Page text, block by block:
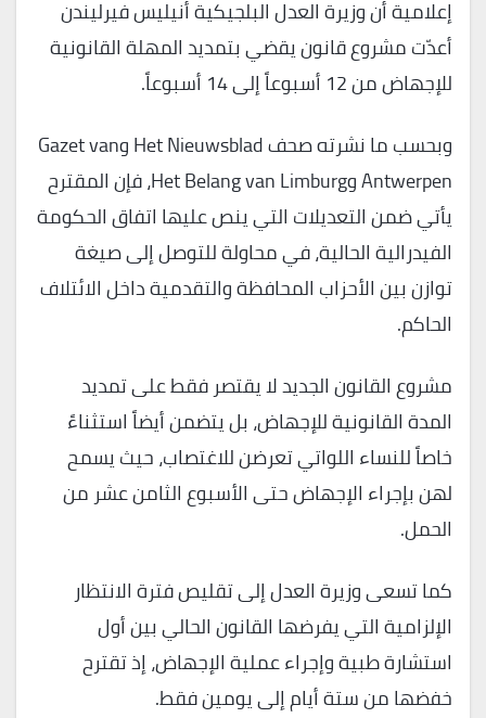
إعلامية أن وزيرة العدل البلجيكية أنيليس فيرليندن
أعدّت مشروع قانون يقضي بتمديد المهلة القانونية
للإجهاض من 12 أسبوعاً إلى 14 أسبوعاً.
وبحسب ما نشرته صحف Het Nieuwsblad وGazet van
Antwerpen وHet Belang van Limburg، فإن المقترح
يأتي ضمن التعديلات التي ينص عليها اتفاق الحكومة
الفيدرالية الحالية، في محاولة للتوصل إلى صيغة
توازن بين الأحزاب المحافظة والتقدمية داخل الائتلاف
الحاكم.
مشروع القانون الجديد لا يقتصر فقط على تمديد
المدة القانونية للإجهاض، بل يتضمن أيضاً استثناءً
خاصاً للنساء اللواتي تعرضن للاغتصاب، حيث يسمح
لهن بإجراء الإجهاض حتى الأسبوع الثامن عشر من
الحمل.
كما تسعى وزيرة العدل إلى تقليص فترة الانتظار
الإلزامية التي يفرضها القانون الحالي بين أول
استشارة طبية وإجراء عملية الإجهاض، إذ تقترح
خفضها من ستة أيام إلى يومين فقط.